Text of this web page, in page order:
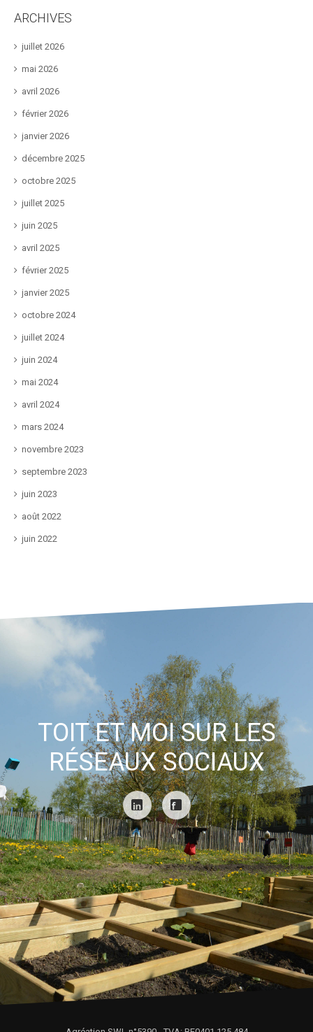
ARCHIVES
juillet 2026
mai 2026
avril 2026
février 2026
janvier 2026
décembre 2025
octobre 2025
juillet 2025
juin 2025
avril 2025
février 2025
janvier 2025
octobre 2024
juillet 2024
juin 2024
mai 2024
avril 2024
mars 2024
novembre 2023
septembre 2023
juin 2023
août 2022
juin 2022
TOIT ET MOI SUR LES
RÉSEAUX SOCIAUX